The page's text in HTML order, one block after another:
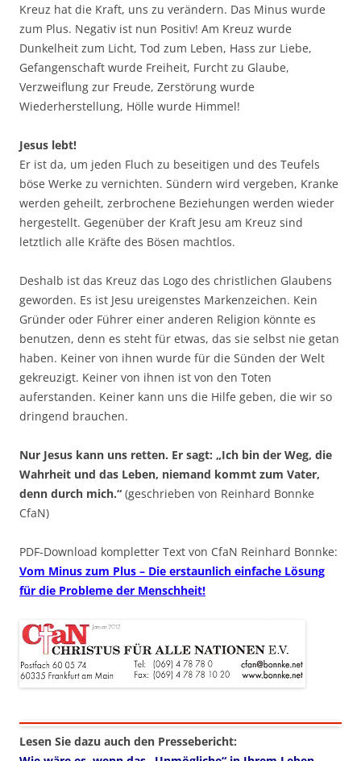
Kreuz hat die Kraft, uns zu verändern. Das Minus wurde
zum Plus. Negativ ist nun Positiv! Am Kreuz wurde
Dunkelheit zum Licht, Tod zum Leben, Hass zur Liebe,
Gefangenschaft wurde Freiheit, Furcht zu Glaube,
Verzweiflung zur Freude, Zerstörung wurde
Wiederherstellung, Hölle wurde Himmel!
Jesus lebt!
Er ist da, um jeden Fluch zu beseitigen und des Teufels
böse Werke zu vernichten. Sündern wird vergeben, Kranke
werden geheilt, zerbrochene Beziehungen werden wieder
hergestellt. Gegenüber der Kraft Jesu am Kreuz sind
letztlich alle Kräfte des Bösen machtlos.
Deshalb ist das Kreuz das Logo des christlichen Glaubens
geworden. Es ist Jesu ureigenstes Markenzeichen. Kein
Gründer oder Führer einer anderen Religion könnte es
benutzen, denn es steht für etwas, das sie selbst nie getan
haben. Keiner von ihnen wurde für die Sünden der Welt
gekreuzigt. Keiner von ihnen ist von den Toten
auferstanden. Keiner kann uns die Hilfe geben, die wir so
dringend brauchen.
Nur Jesus kann uns retten. Er sagt: „Ich bin der Weg, die
Wahrheit und das Leben, niemand kommt zum Vater,
denn durch mich.“ (geschrieben von Reinhard Bonnke
CfaN)
PDF-Download kompletter Text von CfaN Reinhard Bonnke:
Vom Minus zum Plus – Die erstaunlich einfache Lösung
für die Probleme der Menschheit!
Lesen Sie dazu auch den Pressebericht: